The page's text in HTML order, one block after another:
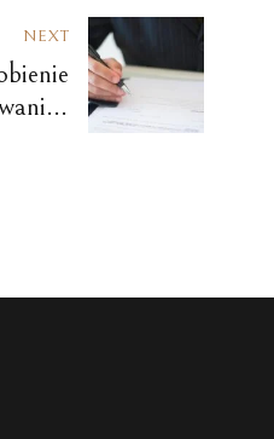
NEXT